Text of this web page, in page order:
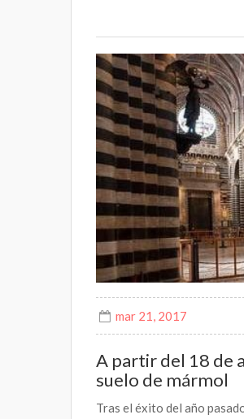
mar 21, 2017
A partir del 18 de
suelo de mármol
Tras el éxito del año